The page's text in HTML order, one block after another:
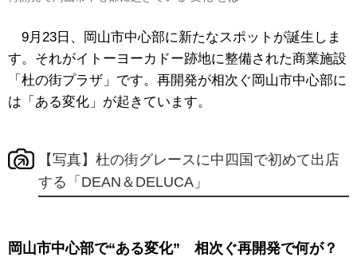
9月23日、岡山市中心部に新たなスポットが誕生しま
す。それがイトーヨーカドー跡地に整備された商業施設
「杜の街プラザ」です。再開発が相次ぐ岡山市中心部に
は「ある変化」が起きています。
【写真】杜の街グレースに中四国で初めて出店
する「DEAN＆DELUCA」
岡山市中心部で“ある変化” 相次ぐ再開発で何が？